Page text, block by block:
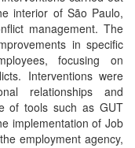
interior of São Paulo,
management. The
in specific
focusing on
Interventions were
relationships and
of tools such as GUT
implementation of Job
employment agency,